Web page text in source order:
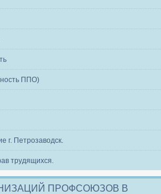
ППО)
г. Петрозаводск.
трудящихся.
ПРОФСОЮЗОВ В